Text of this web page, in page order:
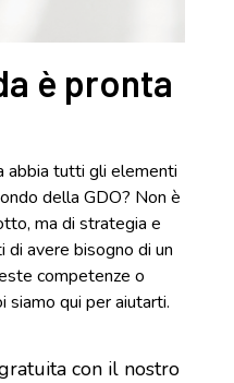
è pronta
abbia tutti gli elementi
della GDO? Non è
ma di strategia e
di avere bisogno di un
competenze o
siamo qui per aiutarti.
con il nostro